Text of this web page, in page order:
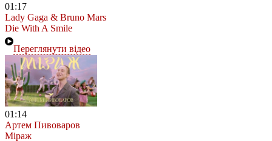
01:17
Lady Gaga & Bruno Mars
Die With A Smile
Переглянути відео
01:14
Артем Пивоваров
Міраж